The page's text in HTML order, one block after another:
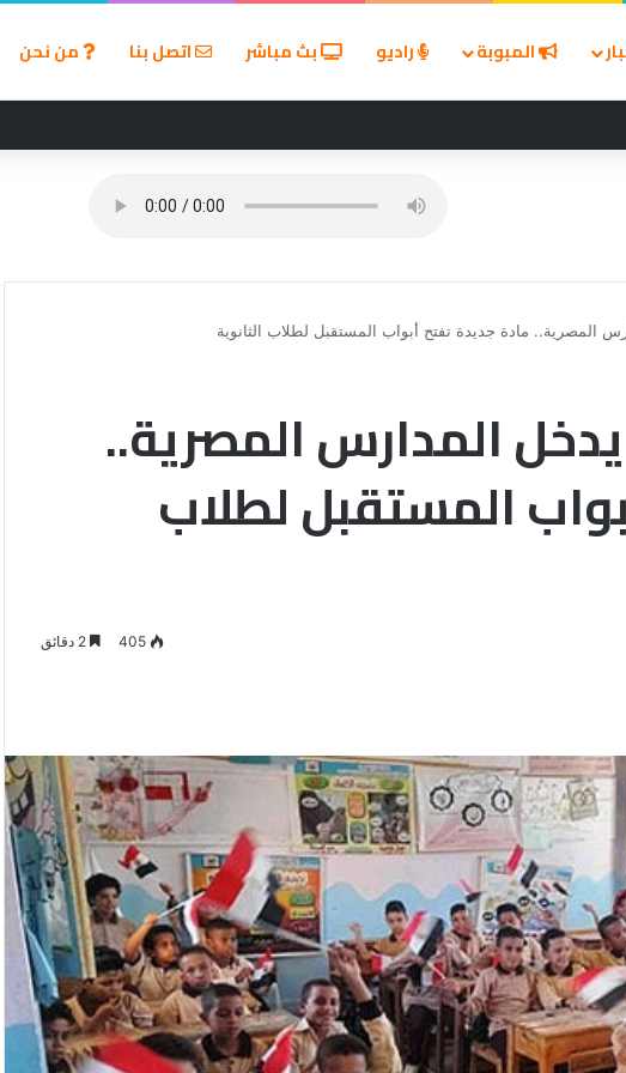
المبوبة راديو بث مباشر اتصل بنا من نحن
المصرية.. مادة جديدة تفتح أبواب المستقبل لطلاب الثانوية
المدارس المصرية..
المستقبل لطلاب
405